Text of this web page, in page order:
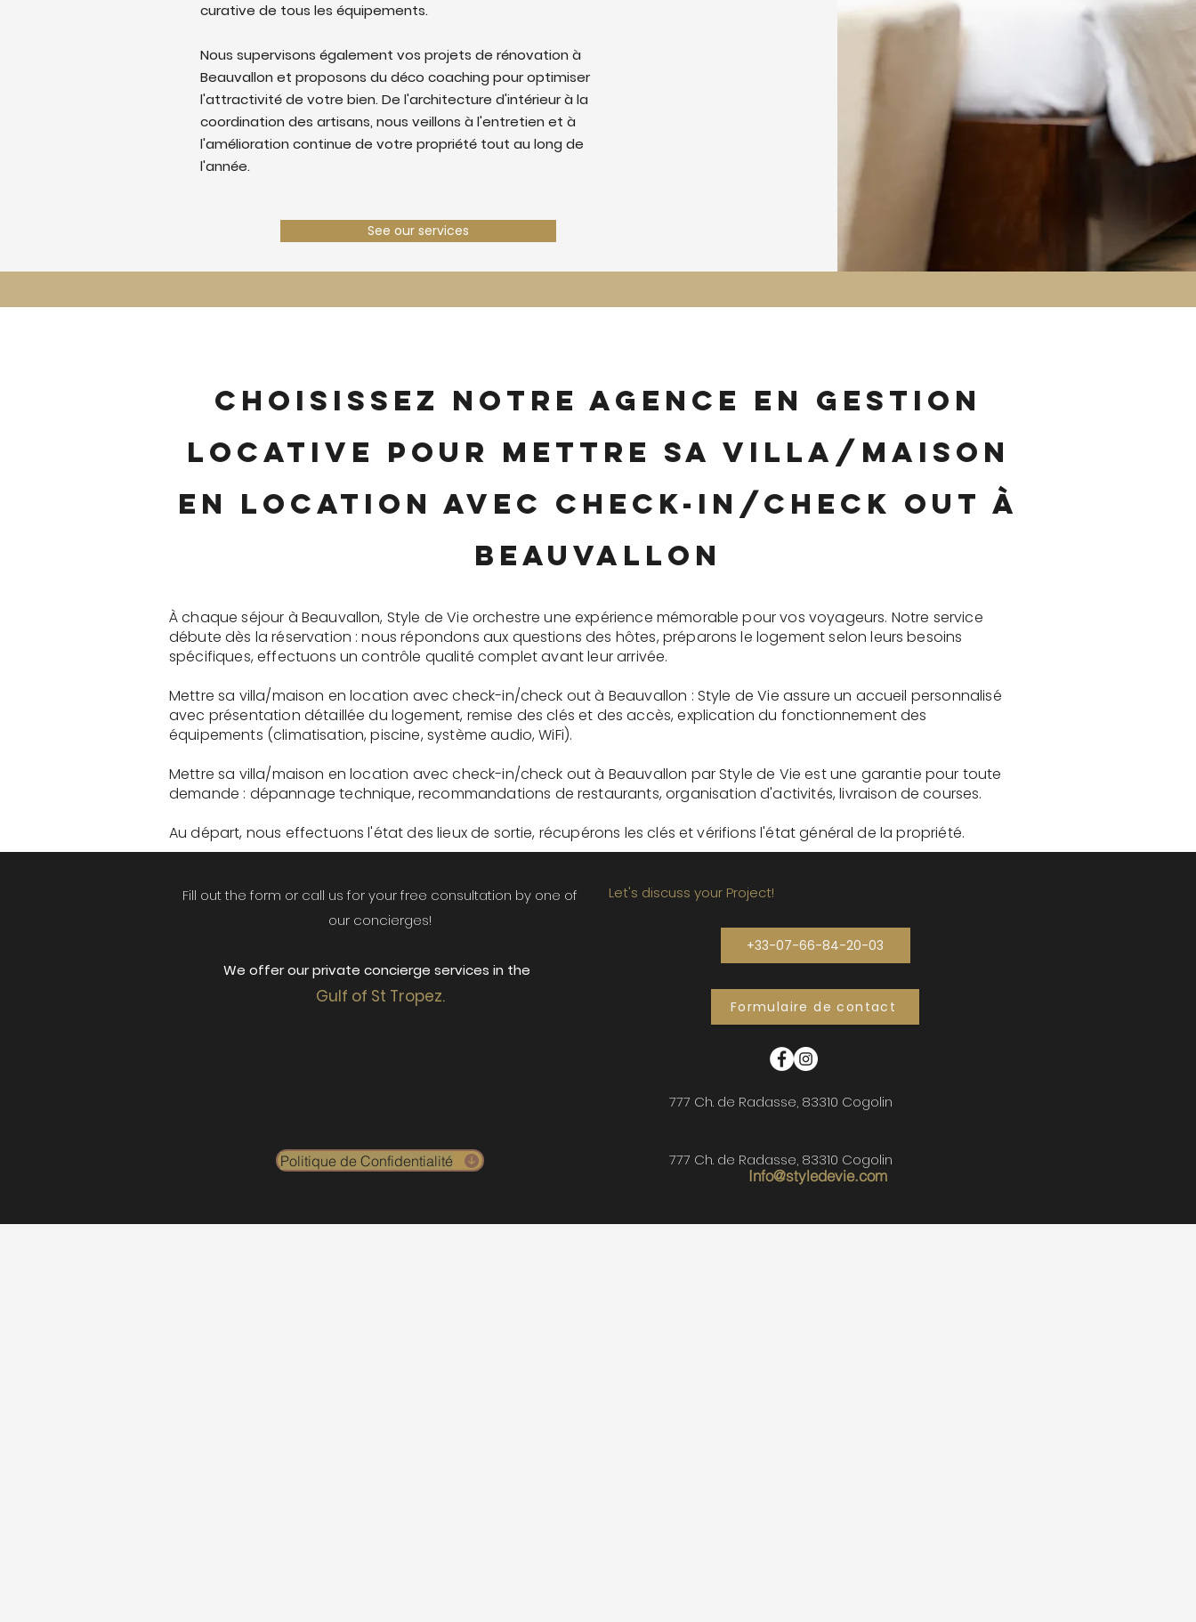
curative de tous les équipements.
Nous supervisons également vos projets de rénovation à
Beauvallon et proposons du déco coaching pour optimiser
l'attractivité de votre bien. De l'architecture d'intérieur à la
coordination des artisans, nous veillons à l'entretien et à
l'amélioration continue de votre propriété tout au long de
l'année.
See our services
Choisissez notre agence en gestion
locative pour mettre sa villa/maison
en location avec check-in/check out à
Beauvallon
À chaque séjour à Beauvallon, Style de Vie orchestre une expérience mémorable pour vos voyageurs. Notre service
débute dès la réservation : nous répondons aux questions des hôtes, préparons le logement selon leurs besoins
spécifiques, effectuons un contrôle qualité complet avant leur arrivée.
Mettre sa villa/maison en location avec check-in/check out à Beauvallon : Style de Vie assure un accueil personnalisé
avec présentation détaillée du logement, remise des clés et des accès, explication du fonctionnement des
équipements (climatisation, piscine, système audio, WiFi).
Mettre sa villa/maison en location avec check-in/check out à Beauvallon par Style de Vie est une garantie pour toute
demande : dépannage technique, recommandations de restaurants, organisation d'activités, livraison de courses.
Au départ, nous effectuons l'état des lieux de sortie, récupérons les clés et vérifions l'état général de la propriété.
Fill out the form or call us for your free consultation by one of
our concierges!
We offer our private concierge services in the
Gulf of St Tropez.
Politique de Confidentialité
Let's discuss your Project!
+33-07-66-84-20-03
Formulaire de contact
777 Ch. de Radasse, 83310 Cogolin
Info@styledevie.com
777 Ch. de Radasse, 83310 Cogolin